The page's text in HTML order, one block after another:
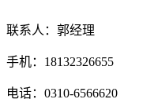
联系人：郭经理
手机：18132326655
电话：0310-6566620